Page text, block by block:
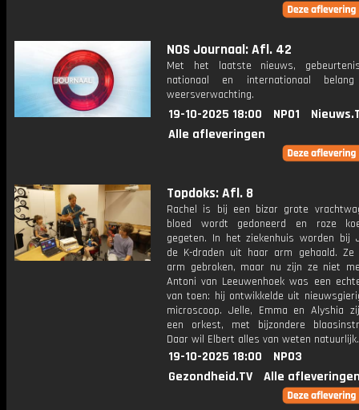
NOS Journaal: Afl. 42
Met het laatste nieuws,
nationaal en internationaal
weersverwachting.
19-10-2025 18:00 NPO1
Alle afleveringen
Topdoks: Afl. 8
Rachel is bij een bizar grote
bloed wordt gedoneerd en roze
gegeten. In het ziekenhuis worden bij
de K-draden uit haar arm gehaald. Ze
arm gebroken, maar nu zijn ze niet
Antoni van Leeuwenhoek was een
van toen: hij ontwikkelde uit
microscoop. Jelle, Emma en Alyshia
een orkest, met bijzondere
Daar wil Elbert alles van weten natuurlijk.
19-10-2025 18:00
NPO3
Gezondheid.TV
Alle